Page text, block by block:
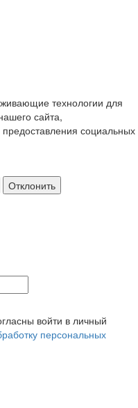
технологии для
сайта,
социальных
Отклонить
войти в личный
персональных